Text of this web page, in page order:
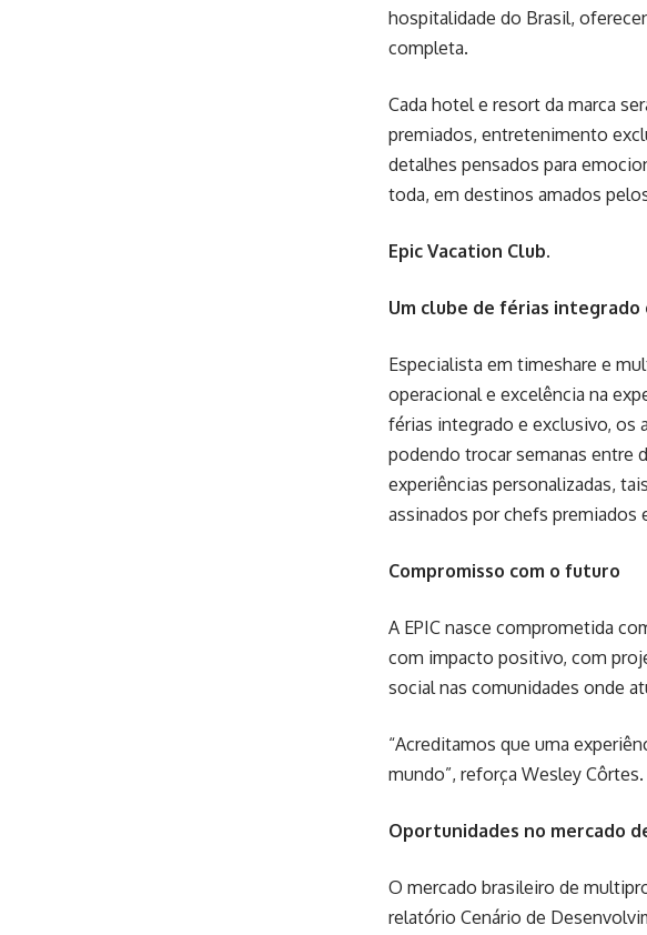
hospitalidade do Brasil,
completa.
Cada hotel e resort da marca
premiados, entretenimento
detalhes pensados para
toda, em destinos amados
Epic Vacation Club.
Um clube de férias integrado
Especialista em timeshare e
operacional e excelência na
férias integrado e exclusivo, os
podendo trocar semanas entre
experiências personalizadas,
assinados por chefs premiados
Compromisso com o futuro
A EPIC nasce comprometida
com impacto positivo, com
social nas comunidades onde
“Acreditamos que uma
mundo”, reforça Wesley Côrtes.
Oportunidades no mercado
O mercado brasileiro de
relatório Cenário de